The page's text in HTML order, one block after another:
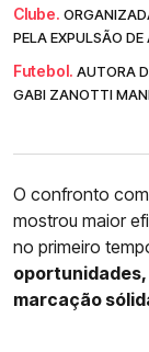
Clube.
PELA EXPULSÃO
Futebol. AUTORA
GABI ZANOTTI
O confronto
mostrou maior
no primeiro
marcação